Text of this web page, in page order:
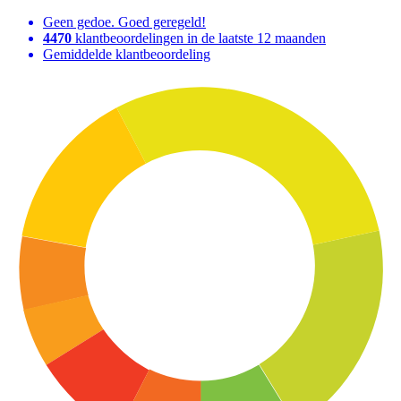
Geen gedoe. Goed geregeld!
4470 klantbeoordelingen in de laatste 12 maanden
Gemiddelde klantbeoordeling